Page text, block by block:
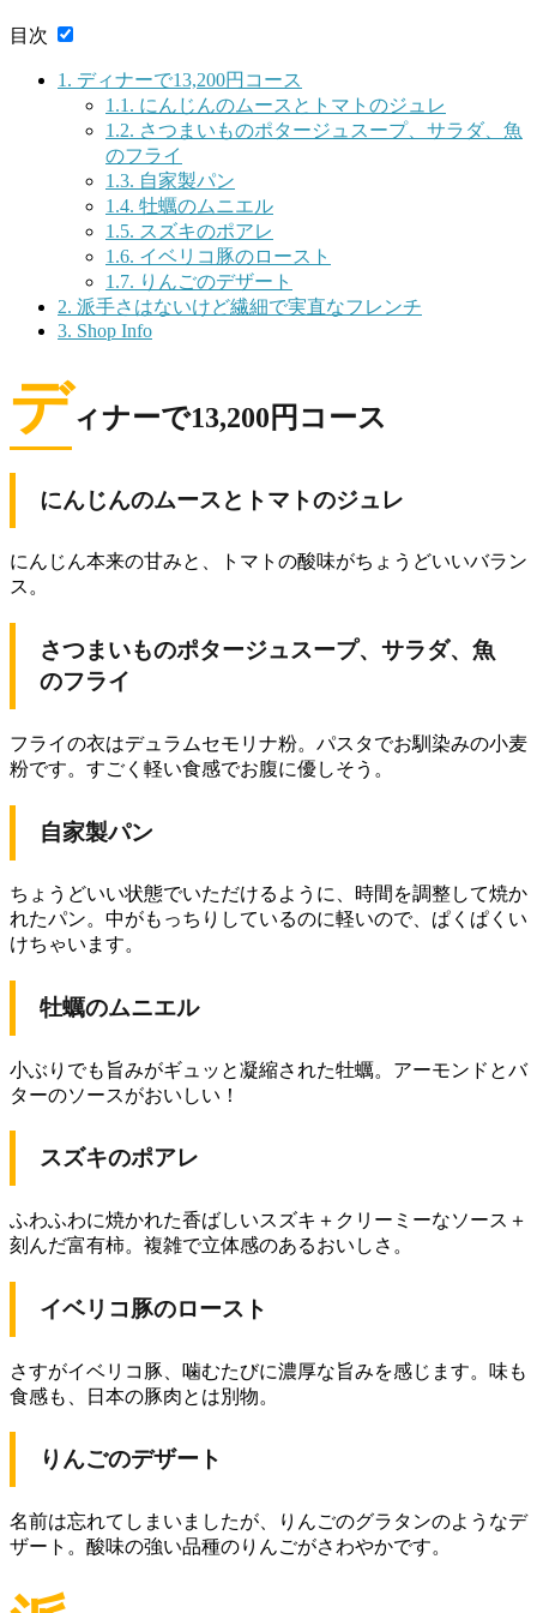
目次
1. ディナーで13,200円コース
1.1. にんじんのムースとトマトのジュレ
1.2. さつまいものポタージュスープ、サラダ、魚
のフライ
1.3. 自家製パン
1.4. 牡蠣のムニエル
1.5. スズキのポアレ
1.6. イベリコ豚のロースト
1.7. りんごのデザート
2. 派手さはないけど繊細で実直なフレンチ
3. Shop Info
ディナーで13,200円コース
にんじんのムースとトマトのジュレ
にんじん本来の甘みと、トマトの酸味がちょうどいいバラン
ス。
さつまいものポタージュスープ、サラダ、魚
のフライ
フライの衣はデュラムセモリナ粉。パスタでお馴染みの小麦
粉です。すごく軽い食感でお腹に優しそう。
自家製パン
ちょうどいい状態でいただけるように、時間を調整して焼か
れたパン。中がもっちりしているのに軽いので、ぱくぱくい
けちゃいます。
牡蠣のムニエル
小ぶりでも旨みがギュッと凝縮された牡蠣。アーモンドとバ
ターのソースがおいしい！
スズキのポアレ
ふわふわに焼かれた香ばしいスズキ＋クリーミーなソース＋
刻んだ富有柿。複雑で立体感のあるおいしさ。
イベリコ豚のロースト
さすがイベリコ豚、噛むたびに濃厚な旨みを感じます。味も
食感も、日本の豚肉とは別物。
りんごのデザート
名前は忘れてしまいましたが、りんごのグラタンのようなデ
ザート。酸味の強い品種のりんごがさわやかです。